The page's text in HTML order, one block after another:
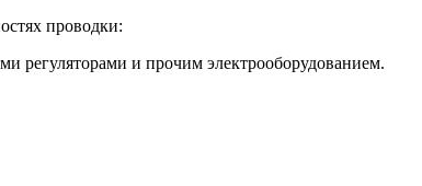
проводки:
регуляторами и прочим электрооборудованием.